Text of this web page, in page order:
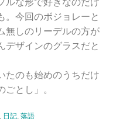
。今回のボジョレーと
無しのリーデルの方が
デザインのグラスだと
のも始めのうちだけ
とし」。
日記 落語